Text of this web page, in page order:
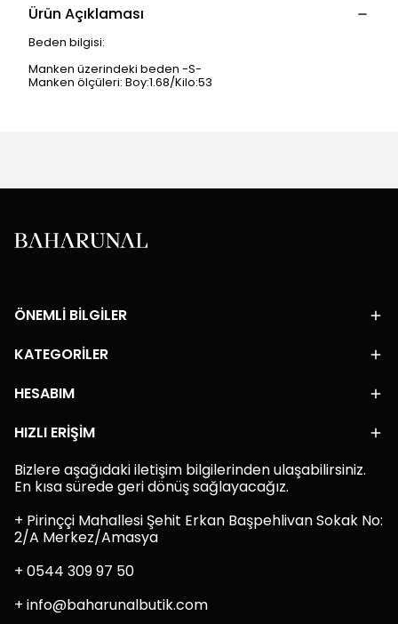
Ürün Açıklaması
Beden bilgisi:
Manken üzerindeki beden -S-
Manken ölçüleri: Boy:1.68/Kilo:53
ÖNEMLİ BİLGİLER
KATEGORİLER
HESABIM
HIZLI ERİŞİM
Bizlere aşağıdaki iletişim bilgilerinden ulaşabilirsiniz.
En kısa sürede geri dönüş sağlayacağız.
+ Pirinççi Mahallesi Şehit Erkan Başpehlivan Sokak No:
2/A Merkez/Amasya
+ 0544 309 97 50
+ info@baharunalbutik.com